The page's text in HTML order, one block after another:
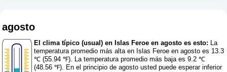
agosto
El clima típico (usual) en Islas Feroe en agosto es esto: La
temperatura promedio más alta en Islas Feroe en agosto es 13.3
℃ (55.94 ℉). La temperatura promedio más baja es 9.2 ℃
(48.56 ℉). En el principio de agosto usted puede esperar inferior